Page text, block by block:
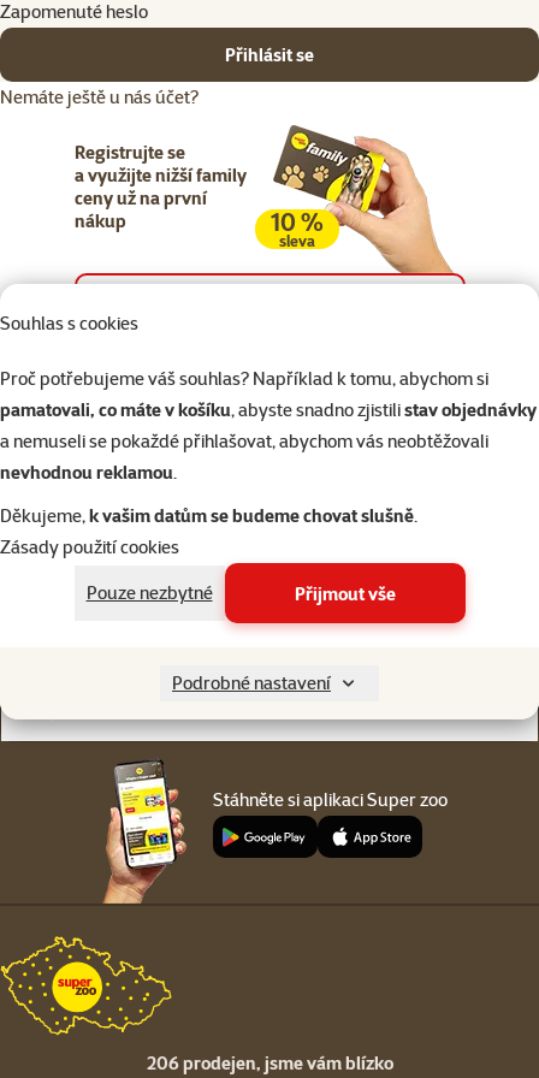
Souhlas s cookies
Proč potřebujeme váš souhlas? Například k tomu, abychom si
pamatovali, co máte v košíku, abyste snadno zjistilistav objednávky
a nemuseli se pokaždé přihlašovat, abychom vás neobtěžovali
nevhodnou reklamou.
Děkujeme,k vašim datům se budeme chovat slušně.
Zásady použití cookies
Pouze nezbytné
Přijmout vše
Podrobné nastavení
Zapomenuté heslo
Přihlásit se
Nemáte ještě u nás účet?
Registrujte se
a využijte nižší family
ceny už na první
nákup
10 %
sleva
Napište nám
eshop@superzoo.cz
321 000 180
Online chat
jsme vám blízko
Stáhněte si aplikaci Super zoo
206 prodejen, jsme vám blízko